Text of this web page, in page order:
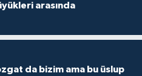
arasında
da bizim ama bu üslup